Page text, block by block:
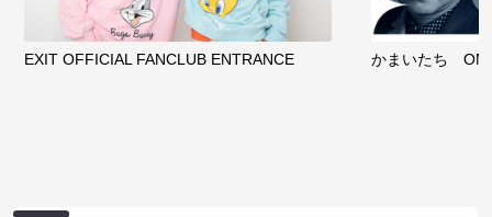
EXIT OFFICIAL FANCLUB ENTRANCE かまいたち